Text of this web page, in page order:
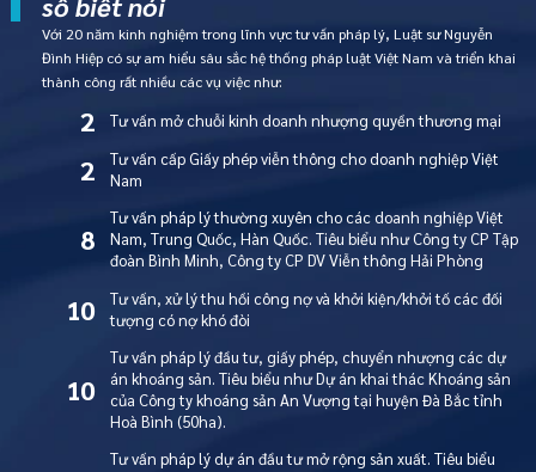
Với 20 năm kinh nghiệm trong lĩnh vực tư vấn pháp lý, Luật sư Nguyễn
Đình Hiệp có sự am hiểu sâu sắc hệ thống pháp luật Việt Nam và triển khai
thành công rất nhiều các vụ việc như:
2 Tư vấn mở chuỗi kinh doanh nhượng quyền thương mại
2
Tư vấn cấp Giấy phép viễn thông cho doanh nghiệp Việt
Nam
8
Tư vấn pháp lý thường xuyên cho các doanh nghiệp Việt
Nam, Trung Quốc, Hàn Quốc. Tiêu biểu như Công ty CP Tập
đoàn Bình Minh, Công ty CP DV Viễn thông Hải Phòng
10
Tư vấn, xử lý thu hồi công nợ và khởi kiện/khởi tố các đối
tượng có nợ khó đòi
10
Tư vấn pháp lý đầu tư, giấy phép, chuyển nhượng các dự
án khoáng sản. Tiêu biểu như Dự án khai thác Khoáng sản
của Công ty khoáng sản An Vượng tại huyện Đà Bắc tỉnh
Hoà Bình (50ha).
Tư vấn pháp lý dự án đầu tư mở rộng sản xuất. Tiêu biểu